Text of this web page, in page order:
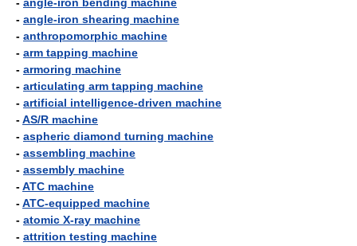
- angle-iron shearing machine
- anthropomorphic machine
- arm tapping machine
- armoring machine
- articulating arm tapping machine
- artificial intelligence-driven machine
-AS/R machine
- aspheric diamond turning machine
- assembling machine
- assembly machine
-ATC machine
-ATC-equipped machine
- atomic X-ray machine
- attrition testing machine